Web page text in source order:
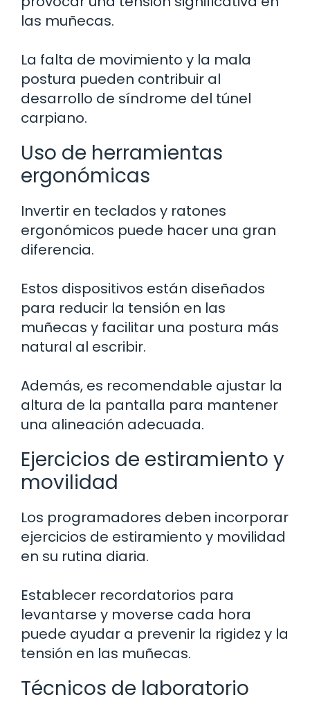
las muñecas.
La falta de movimiento y la mala
postura pueden contribuir al
desarrollo de síndrome del túnel
carpiano.
Uso de herramientas
ergonómicas
Invertir en teclados y ratones
ergonómicos puede hacer una gran
diferencia.
Estos dispositivos están diseñados
para reducir la tensión en las
muñecas y facilitar una postura más
natural al escribir.
Además, es recomendable ajustar la
altura de la pantalla para mantener
una alineación adecuada.
Ejercicios de estiramiento y
movilidad
Los programadores deben incorporar
ejercicios de estiramiento y movilidad
en su rutina diaria.
Establecer recordatorios para
levantarse y moverse cada hora
puede ayudar a prevenir la rigidez y la
tensión en las muñecas.
Técnicos de laboratorio